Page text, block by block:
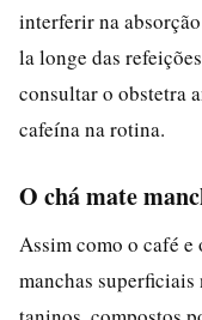
interferir na
la longe das
consultar o obstetra
cafeína na rotina.
O chá mate
Assim como o café e
manchas superficiais